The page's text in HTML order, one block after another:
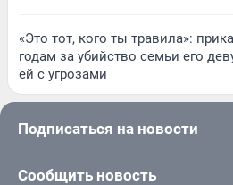
«Это тот, кого ты травила»:
годам за убийство семьи его
ей с угрозами
Подписаться на новости
Сообщить новость